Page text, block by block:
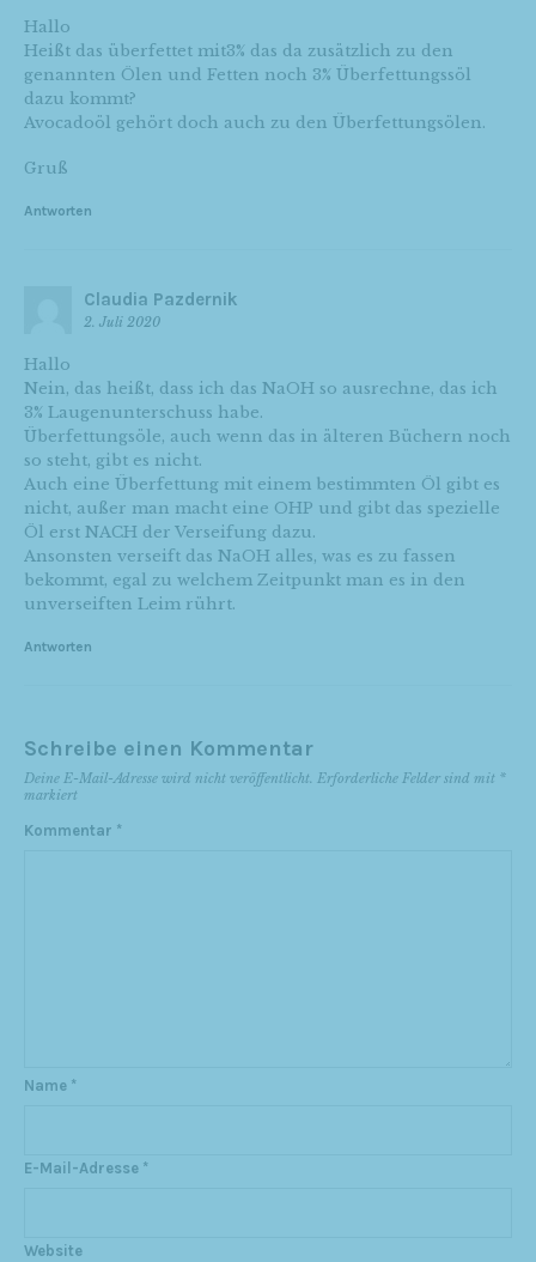
Hallo
Heißt das überfettet mit3% das da zusätzlich zu den
genannten Ölen und Fetten noch 3% Überfettungssöl
dazu kommt?
Avocadoöl gehört doch auch zu den Überfettungsölen.
Gruß
Antworten
Claudia Pazdernik
2. Juli 2020
Hallo
Nein, das heißt, dass ich das NaOH so ausrechne, das ich
3% Laugenunterschuss habe.
Überfettungsöle, auch wenn das in älteren Büchern noch
so steht, gibt es nicht.
Auch eine Überfettung mit einem bestimmten Öl gibt es
nicht, außer man macht eine OHP und gibt das spezielle
Öl erst NACH der Verseifung dazu.
Ansonsten verseift das NaOH alles, was es zu fassen
bekommt, egal zu welchem Zeitpunkt man es in den
unverseiften Leim rührt.
Antworten
Schreibe einen Kommentar
Deine E-Mail-Adresse wird nicht veröffentlicht. Erforderliche Felder sind mit *
markiert
Kommentar *
Name *
E-Mail-Adresse *
Website